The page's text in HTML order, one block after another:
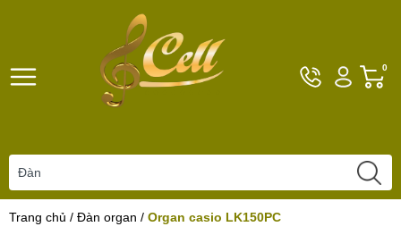
Hotline
0961017926
Tài
khoản
0
Trang chủ / Đàn organ / Organ casio LK150PC